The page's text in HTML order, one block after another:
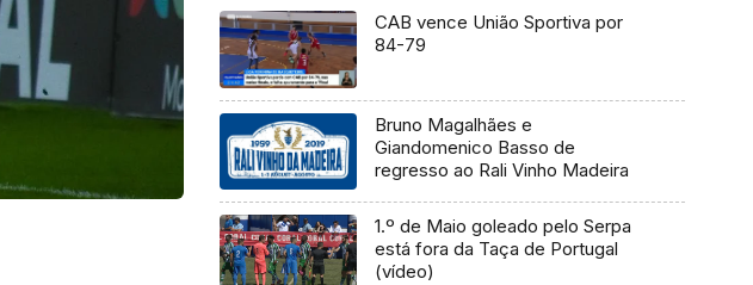
CAB vence União Sportiva por
84-79
Bruno Magalhães e
Giandomenico Basso de
regresso ao Rali Vinho Madeira
1.º de Maio goleado pelo Serpa
está fora da Taça de Portugal
(vídeo)